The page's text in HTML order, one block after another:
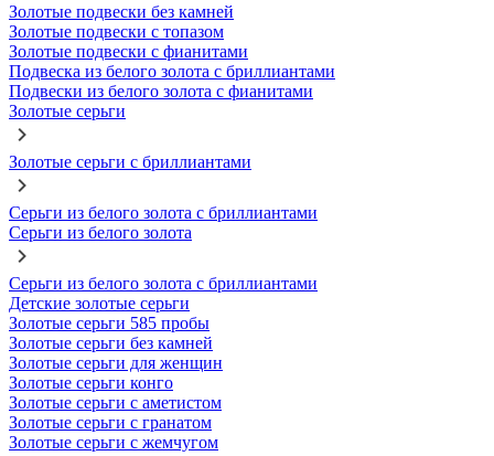
Золотые подвески без камней
Золотые подвески с топазом
Золотые подвески с фианитами
Подвеска из белого золота с бриллиантами
Подвески из белого золота с фианитами
Золотые серьги
Золотые серьги с бриллиантами
Серьги из белого золота с бриллиантами
Серьги из белого золота
Серьги из белого золота с бриллиантами
Детские золотые серьги
Золотые серьги 585 пробы
Золотые серьги без камней
Золотые серьги для женщин
Золотые серьги конго
Золотые серьги с аметистом
Золотые серьги с гранатом
Золотые серьги с жемчугом